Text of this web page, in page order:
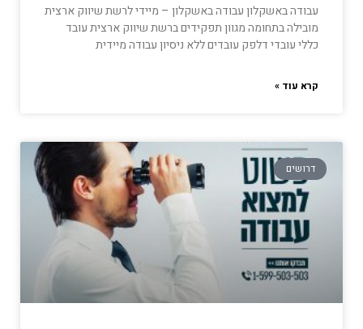
עבודה באשקלון עבודה באשקלון – מיידי לרשת שיווק ארצית
מובילה בתחומה מגוון תפקידים ברשת שיווק ארצית עובד
כללי עובדי דלפק עובדים ללא ניסיון עבודה מיידית
קרא עוד »
דרושים